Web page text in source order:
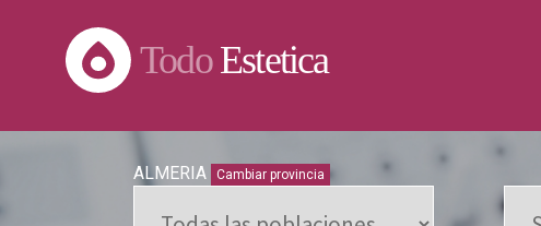
TodoEstetica
ALMERIA Cambiar provincia